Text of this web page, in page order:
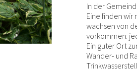
In der
Eine finden
wachsen von
vorkommen:
Ein guter Ort
Wander- und